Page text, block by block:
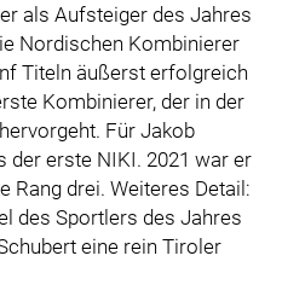
als Aufsteiger des Jahres
Nordischen Kombinierer
Titeln äußerst erfolgreich
Kombinierer, der in der
Für Jakob
der erste NIKI. 2021 war er
Rang drei. Weiteres Detail:
des Sportlers des Jahres
eine rein Tiroler